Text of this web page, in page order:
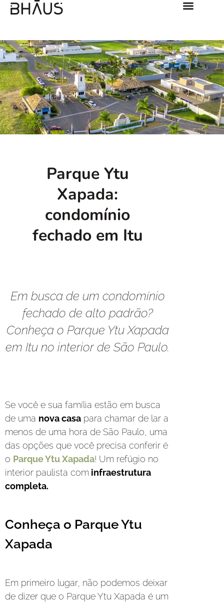
Parque Ytu
Xapada:
condomínio
fechado em Itu
Em busca de um condomínio
fechado de alto padrão?
Conheça o Parque Ytu Xapada
em Itu no interior de São Paulo.
Se você e sua família estão em busca
de uma nova casa para chamar de lar a
menos de uma hora de São Paulo, uma
das opções que você precisa conferir é
o Parque Ytu Xapada! Um refúgio no
interior paulista com infraestrutura
completa.
Conheça o Parque Ytu
Xapada
Em primeiro lugar, não podemos deixar
de dizer que o Parque Ytu Xapada é um